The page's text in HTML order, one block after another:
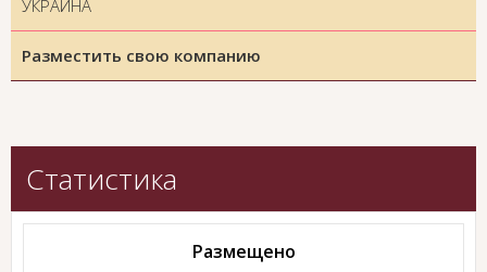
УКРАИНА
Разместить свою компанию
Статистика
Размещено